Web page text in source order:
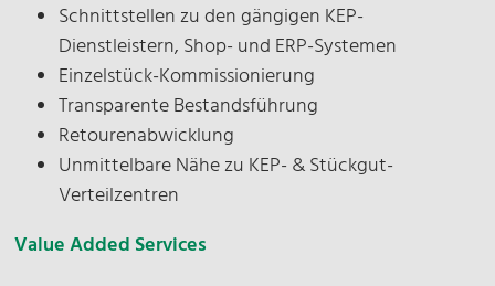
Unternehmen*
Datenschutz*
Ich stimme zu, dass meine Angaben zur
Beantwortung meiner Anfrage erhoben und
verarbeitet werden.
Schnittstellen zu den gängigen KEP-
Dienstleistern, Shop- und ERP-Systemen
Einzelstück-Kommissionierung
Transparente Bestandsführung
Retourenabwicklung
Unmittelbare Nähe zu KEP- & Stückgut-
Verteilzentren
Value Added Services